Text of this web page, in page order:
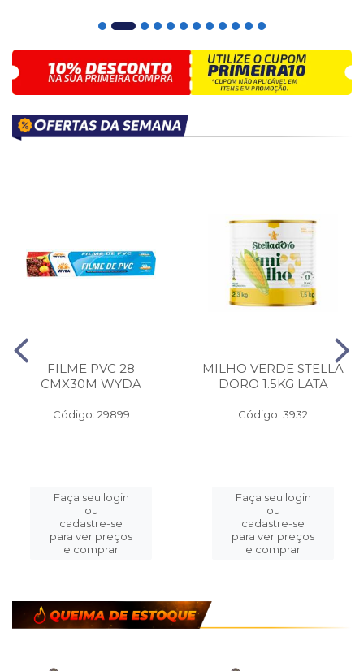
FILME PVC 28
CMX30M WYDA
Código: 29899
Faça seu login
ou
cadastre-se
para ver preços
e comprar
MILHO VERDE STELLA
DORO 1.5KG LATA
Código: 3932
Faça seu login
ou
cadastre-se
para ver preços
e comprar